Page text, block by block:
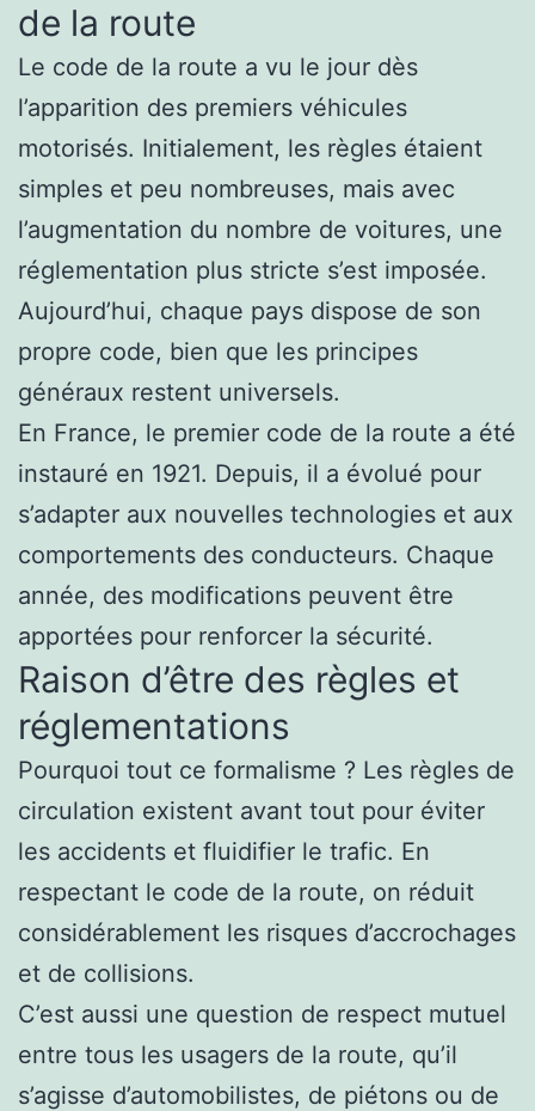
de la route
Le code de la route a vu le jour dès
l’apparition des premiers véhicules
motorisés. Initialement, les règles étaient
simples et peu nombreuses, mais avec
l’augmentation du nombre de voitures, une
réglementation plus stricte s’est imposée.
Aujourd’hui, chaque pays dispose de son
propre code, bien que les principes
généraux restent universels.
En France, le premier code de la route a été
instauré en 1921. Depuis, il a évolué pour
s’adapter aux nouvelles technologies et aux
comportements des conducteurs. Chaque
année, des modifications peuvent être
apportées pour renforcer la sécurité.
Raison d’être des règles et
réglementations
Pourquoi tout ce formalisme ? Les règles de
circulation existent avant tout pour éviter
les accidents et fluidifier le trafic. En
respectant le code de la route, on réduit
considérablement les risques d’accrochages
et de collisions.
C’est aussi une question de respect mutuel
entre tous les usagers de la route, qu’il
s’agisse d’automobilistes, de piétons ou de